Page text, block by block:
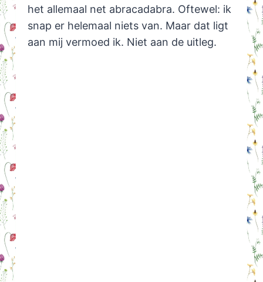
het allemaal net abracadabra. Oftewel: ik
snap er helemaal niets van. Maar dat ligt
aan mij vermoed ik. Niet aan de uitleg.